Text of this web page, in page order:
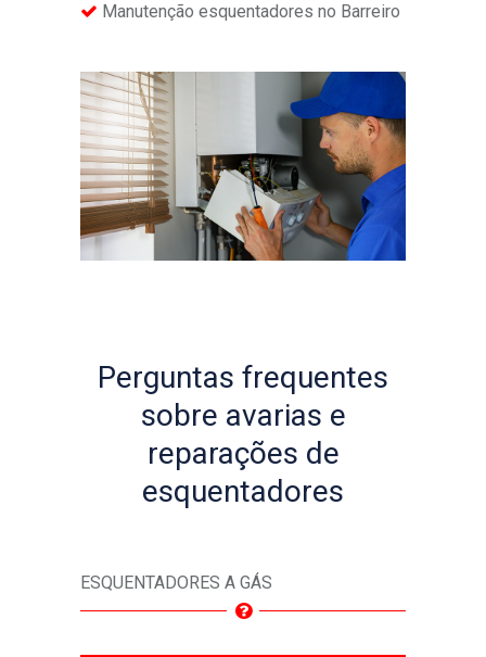
Manutenção esquentadores no Barreiro
Perguntas frequentes
sobre avarias e
reparações de
esquentadores
ESQUENTADORES A GÁS